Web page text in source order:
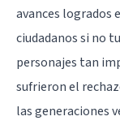
avances logrados
ciudadanos si no
personajes tan
sufrieron el
las generaciones